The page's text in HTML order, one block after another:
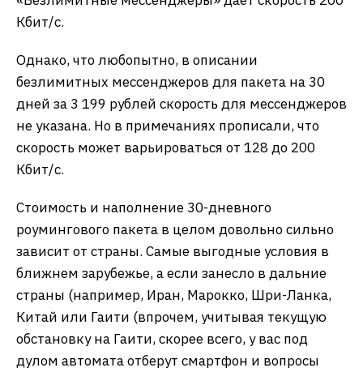
Кбит/с.
Однако, что любопытно, в описании
безлимитных мессенджеров для пакета на 30
дней за 3 199 рублей скорость для мессенджеров
не указана. Но в примечаниях прописали, что
скорость может варьироваться от 128 до 200
Кбит/с.
Стоимость и наполнение 30-дневного
роумингового пакета в целом довольно сильно
зависит от страны. Самые выгодные условия в
ближнем зарубежье, а если занесло в дальние
страны (например, Иран, Марокко, Шри-Ланка,
Китай или Гаити (впрочем, учитывая текущую
обстановку на Гаити, скорее всего, у вас под
дулом автомата отберут смартфон и вопросы